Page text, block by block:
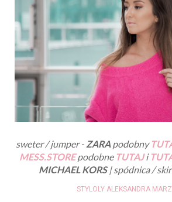
sweter / jumper - ZARA podobny
MESS.STOREpodobne TUTAJi
MICHAEL KORS| spódnica /
STYLOLY ALEKSANDRA